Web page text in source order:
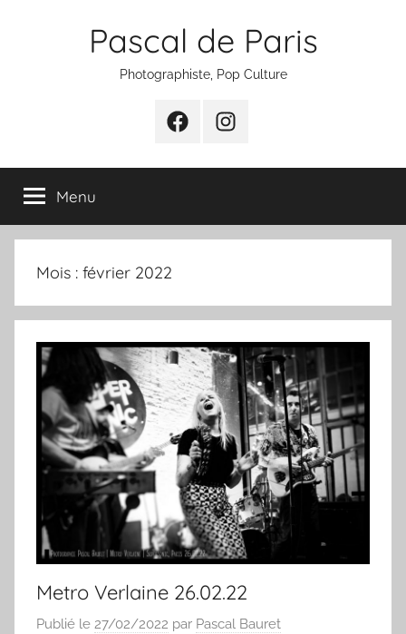
Pascal de Paris
Photographiste, Pop Culture
FacebookInstagram
Menu
Mois : février 2022
Metro Verlaine 26.02.22
Publié le 27/02/2022 par Pascal Bauret